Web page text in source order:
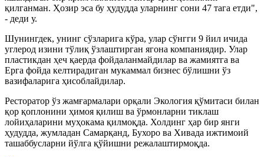
қилганман. Ҳозир эса бу ҳудудда уларнинг сони 47 тага етди",
- деди у.
Шунингдек, унинг сўзларига кўра, улар сўнгги 9 йил ичида
углерод изини тўлиқ ўзлаштирган ягона компаниядир. Улар
пластикдан ҳеч қаерда фойдаланмайдилар ва жамиятга ва
Ерга фойда келтирадиган мукаммал бизнес бўлишни ўз
вазифаларига ҳисоблайдилар.
Ресторатор ўз жамғармалари орқали Экология қўмитаси билан
қор қоплонини ҳимоя қилиш ва ўрмонларни тиклаш
лойиҳаларини муҳокама қилмоқда. Холдинг ҳар бир янги
ҳудудда, жумладан Самарқанд, Бухоро ва Хивада ижтимоий
ташаббусларни йўлга қўйишни режалаштирмоқда.